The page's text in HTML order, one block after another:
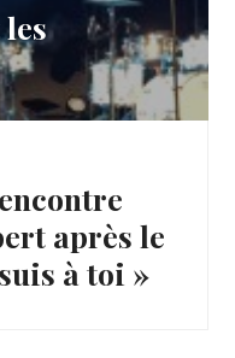
les
après le
à toi »